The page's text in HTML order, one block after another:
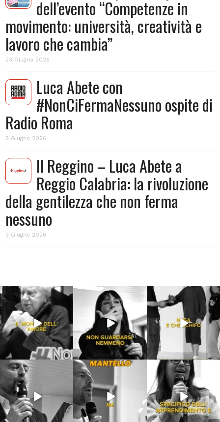
dell’evento “Competenze in
movimento: università, creatività e
lavoro che cambia”
23 Giugno 2026
Luca Abete con
#NonCiFermaNessuno ospite di
Radio Roma
8 Giugno 2026
Il Reggino – Luca Abete a
Reggio Calabria: la rivoluzione
della gentilezza che non ferma
nessuno
3 Giugno 2026
Lug 31
213 4
Lug 16
53 1
Lug 13
199 10
Lug 9
54
Giu 21 Giu 18
871